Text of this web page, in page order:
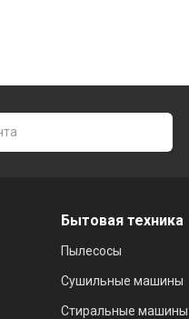
Бытовая техника
Пылесосы
Сушильные машины
Стиральные машины